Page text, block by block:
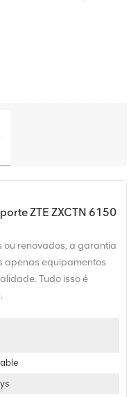
ZTE ZXCTN 6150
ou renovados, a garantia
apenas equipamentos
Tudo isso é